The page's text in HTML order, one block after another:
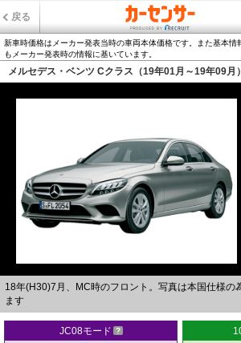
戻る
新車時価格はメーカー発表当時の車両本体価格です。また基本情
もメーカー発表時の情報に基いています。
メルセデス・ベンツ Cクラス（19年01月～19年09月
18年(H30)7月、MC時のフロント。写真は本国仕様の
ます
JC08モード